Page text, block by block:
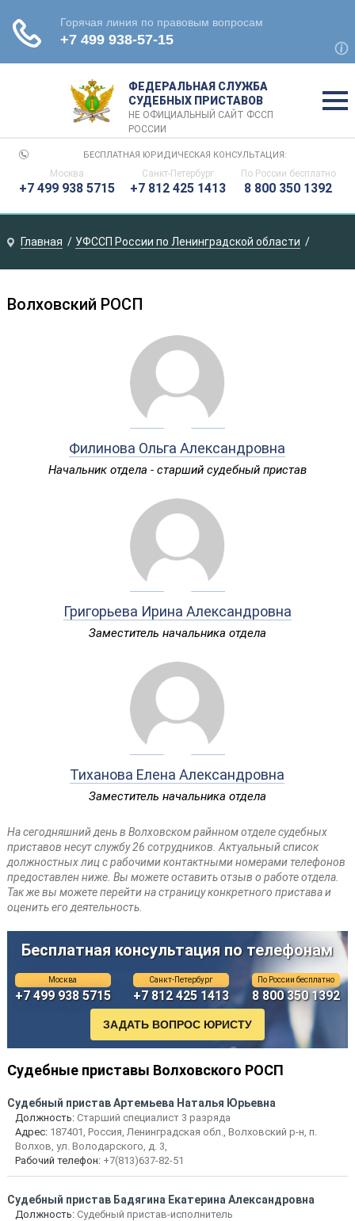
ФЕДЕРАЛЬНАЯ СЛУЖБА
СУДЕБНЫХ ПРИСТАВОВ
НЕ ОФИЦИАЛЬНЫЙ САЙТ ФССП
РОССИИ
БЕСПЛАТНАЯ ЮРИДИЧЕСКАЯ КОНСУЛЬТАЦИЯ:
Москва
+7 499 938 5715
Санкт-Петербург
+7 812 425 1413
По России бесплатно
8 800 350 1392
Главная УФССП России по Ленинградской области
Волховский РОСП
Филинова Ольга Александровна
Начальник отдела - старший судебный пристав
Григорьева Ирина Александровна
Заместитель начальника отдела
Тиханова Елена Александровна
Заместитель начальника отдела
На сегодняшний день в Волховском райнном отделе судебных
приставов несут службу 26 сотрудников. Актуальный список
должностных лиц с рабочими контактными номерами телефонов
предоставлен ниже. Вы можете оставить отзыв о работе отдела.
Так же вы можете перейти на страницу конкретного пристава и
оценить его деятельность.
Бесплатная консультация по телефонам
Москва
+7 499 938 5715
Санкт-Петербург
+7 812 425 1413
По России бесплатно
8 800 350 1392
Судебные приставы Волховского РОСП
Судебный пристав Артемьева Наталья Юрьевна
Должность:Старший специалист 3 разряда
Адрес:187401, Россия, Ленинградская обл., Волховский р-н, п.
Волхов, ул. Володарского, д. 3,
Рабочий телефон:+7(813)637-82-51
Судебный пристав Бадягина Екатерина Александровна
Должность:Судебный пристав-исполнитель